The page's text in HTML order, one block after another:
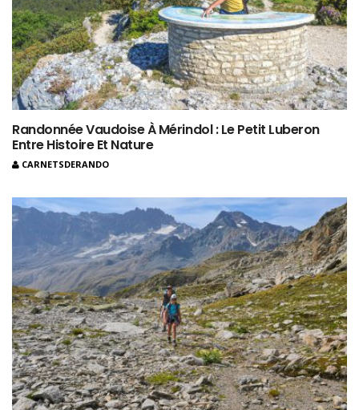
Randonnée Vaudoise À Mérindol : Le Petit Luberon
Entre Histoire Et Nature
CARNETSDERANDO